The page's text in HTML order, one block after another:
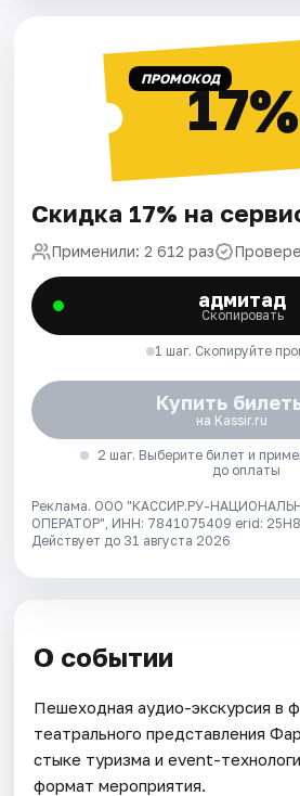
ПРОМОКОД17%
Скидка 17% на
Применили: 2 612 раз
адмитад
Скопировать
1 шаг. Скопируйте
Купить
на Kassir.ru
2 шаг. Выберите билет и
до оплаты
Реклама. ООО "КАССИР.РУ-
ОПЕРАТОР", ИНН: 7841075409 erid:
Действует до 31 августа 2026
О событии
Пешеходная аудио-экскурсия в
театрального представления
стыке туризма и event-
формат мероприятия.